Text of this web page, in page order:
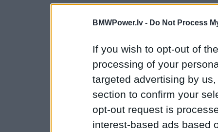
BMWPower.lv - Do Not Process
If you wish to opt-out of
processing of your
targeted advertising by
section to confirm your
opt-out request is
interest-based ads based